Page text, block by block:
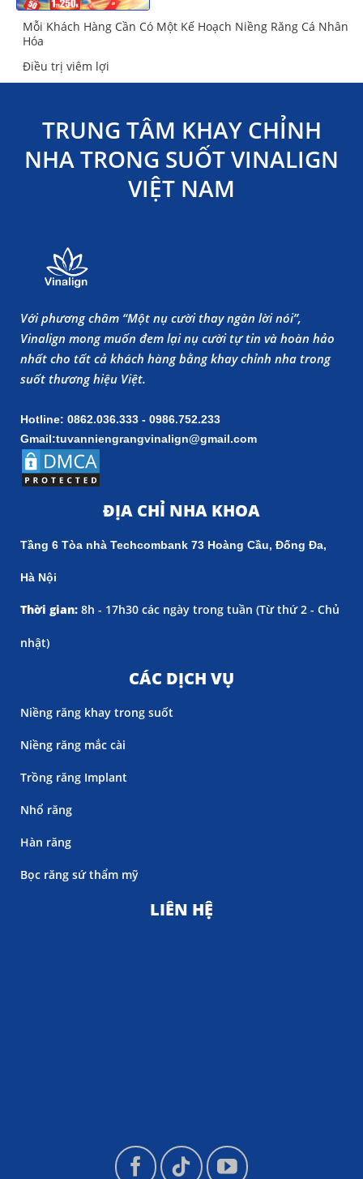
Mỗi Khách Hàng Cần Có Một Kế Hoạch Niềng Răng Cá Nhân
Hóa
Điều trị viêm lợi
TRUNG TÂM KHAY CHỈNH
NHA TRONG SUỐT VINALIGN
VIỆT NAM
Với phương châm “Một nụ cười thay ngàn lời nói”,
Vinalign mong muốn đem lại nụ cười tự tin và hoàn hảo
nhất cho tất cả khách hàng bằng khay chỉnh nha trong
suốt thương hiệu Việt.
Hotline: 0862.036.333 - 0986.752.233
Gmail:tuvanniengrangvinalign@gmail.com
ĐỊA CHỈ NHA KHOA
Tầng 6 Tòa nhà Techcombank 73 Hoàng Cầu, Đống Đa,
Hà Nội
Thời gian: 8h - 17h30 các ngày trong tuần (Từ thứ 2 - Chủ
nhật)
CÁC DỊCH VỤ
Niềng răng khay trong suốt
Niềng răng mắc cài
Trồng răng Implant
Nhổ răng
Hàn răng
Bọc răng sứ thẩm mỹ
LIÊN HỆ